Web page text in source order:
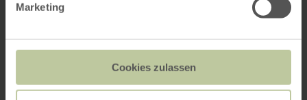
Marketing
Cookies zulassen